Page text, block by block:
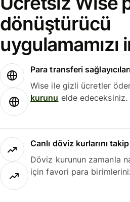
dönüştürücü
uygulamamızı
Para transferi
Wise ile gizli ücretler
kurunu elde edeceksiniz.
Canlı döviz kurlarını
Döviz kurunun zamanla
için favori para